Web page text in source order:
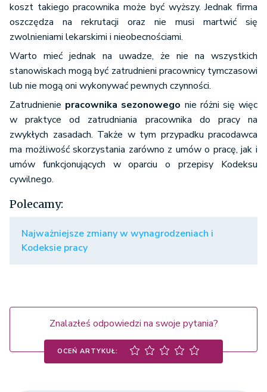
koszt takiego pracownika może być wyższy. Jednak firma
oszczędza na rekrutacji oraz nie musi martwić się
zwolnieniami lekarskimi i nieobecnościami.
Warto mieć jednak na uwadze, że nie na wszystkich
stanowiskach mogą być zatrudnieni pracownicy tymczasowi
lub nie mogą oni wykonywać pewnych czynności.
Zatrudnienie pracownika sezonowego nie różni się więc
w praktyce od zatrudniania pracownika do pracy na
zwykłych zasadach. Także w tym przypadku pracodawca
ma możliwość skorzystania zarówno z umów o pracę, jak i
umów funkcjonujących w oparciu o przepisy Kodeksu
cywilnego.
Polecamy:
Najważniejsze zmiany w wynagrodzeniach i
Kodeksie pracy
Znalazłeś odpowiedzi na swoje pytania?
OCEŃ ARTYKUŁ: